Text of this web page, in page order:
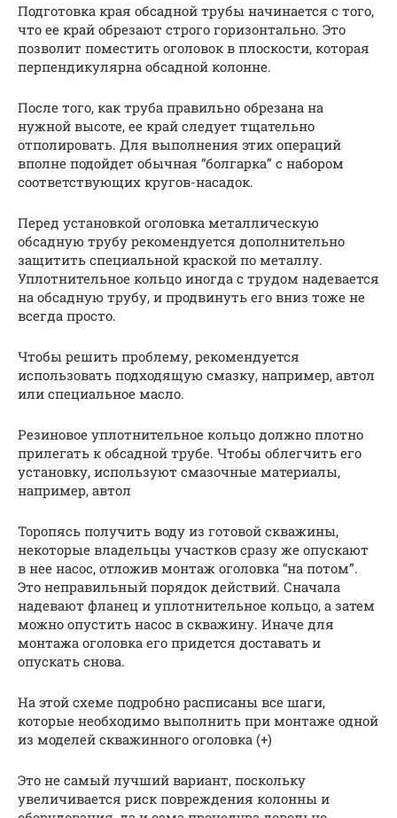
Подготовка края обсадной трубы начинается с того,
что ее край обрезают строго горизонтально. Это
позволит поместить оголовок в плоскости, которая
перпендикулярна обсадной колонне.
После того, как труба правильно обрезана на
нужной высоте, ее край следует тщательно
отполировать. Для выполнения этих операций
вполне подойдет обычная “болгарка” с набором
соответствующих кругов-насадок.
Перед установкой оголовка металлическую
обсадную трубу рекомендуется дополнительно
защитить специальной краской по металлу.
Уплотнительное кольцо иногда с трудом надевается
на обсадную трубу, и продвинуть его вниз тоже не
всегда просто.
Чтобы решить проблему, рекомендуется
использовать подходящую смазку, например, автол
или специальное масло.
Резиновое уплотнительное кольцо должно плотно
прилегать к обсадной трубе. Чтобы облегчить его
установку, используют смазочные материалы,
например, автол
Торопясь получить воду из готовой скважины,
некоторые владельцы участков сразу же опускают
в нее насос, отложив монтаж оголовка “на потом”.
Это неправильный порядок действий. Сначала
надевают фланец и уплотнительное кольцо, а затем
можно опустить насос в скважину. Иначе для
монтажа оголовка его придется доставать и
опускать снова.
На этой схеме подробно расписаны все шаги,
которые необходимо выполнить при монтаже одной
из моделей скважинного оголовка (+)
Это не самый лучший вариант, поскольку
увеличивается риск повреждения колонны и